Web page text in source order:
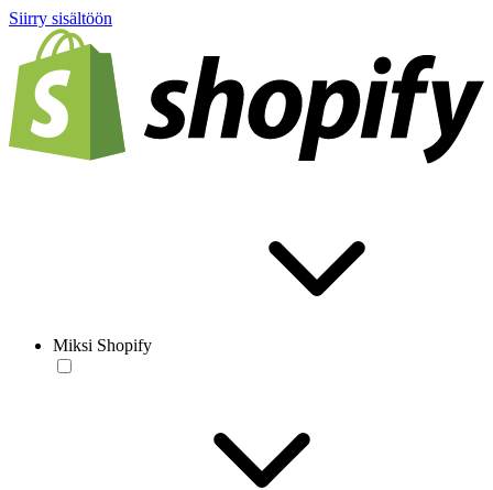
Siirry sisältöön
Miksi Shopify